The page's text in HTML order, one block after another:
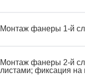
Монтаж фанеры 1-й
Монтаж фанеры 2-й
листами; фиксация на